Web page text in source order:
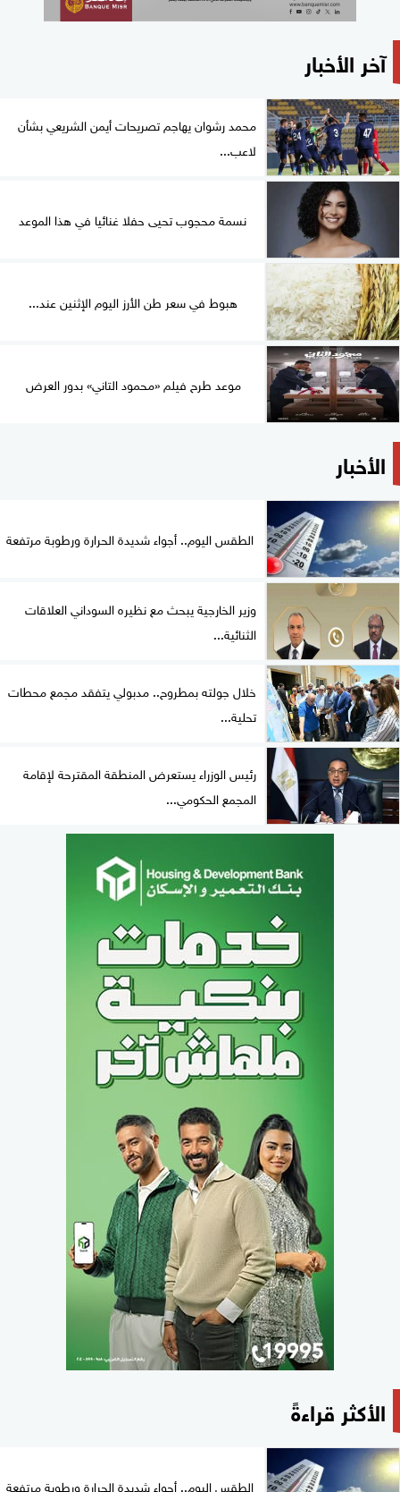
آخر الأخبار
محمد رشوان يهاجم تصريحات أيمن الشريعي بشأن
لاعب...
نسمة محجوب تحيى حفلا غنائيا في هذا الموعد
هبوط في سعر طن الأرز اليوم الإثنين عند...
موعد طرح فيلم «محمود التاني» بدور العرض
الأخبار
الطقس اليوم.. أجواء شديدة الحرارة ورطوبة مرتفعة
وزير الخارجية يبحث مع نظيره السوداني العلاقات
الثنائية...
خلال جولته بمطروح.. مدبولي يتفقد مجمع محطات
تحلية...
رئيس الوزراء يستعرض المنطقة المقترحة لإقامة
المجمع الحكومي...
الأكثر قراءةً
الطقس اليوم.. أجواء شديدة الحرارة ورطوبة مرتفعة